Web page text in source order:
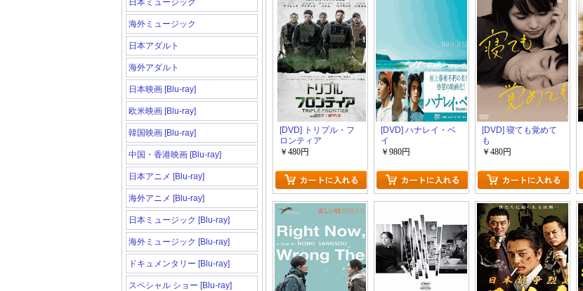
日本ミュージック
海外ミュージック
日本アダルト
海外アダルト
日本映画 [Blu-ray]
欧米映画 [Blu-ray]
韓国映画 [Blu-ray]
中国・香港映画 [Blu-ray]
日本アニメ [Blu-ray]
海外アニメ [Blu-ray]
日本ミュージック [Blu-ray]
海外ミュージック [Blu-ray]
ドキュメンタリー [Blu-ray]
スペシャル ショー [Blu-ray]
[DVD] トリプル・フ
ロンティア
￥480円
[DVD] ハナレイ・ベ
イ
￥980円
[DVD] 寝ても覚めて
も
￥480円